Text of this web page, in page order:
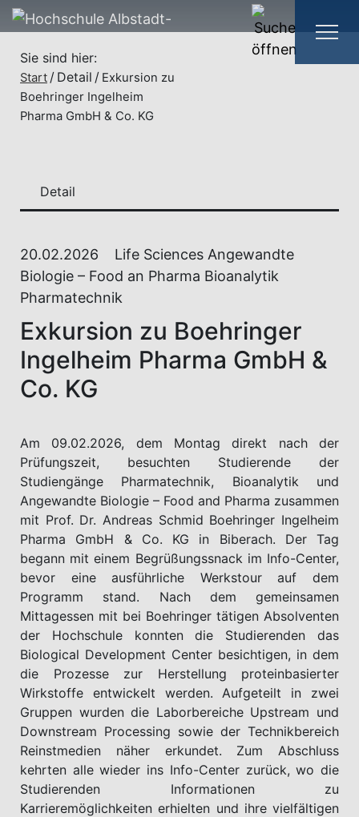
Sie sind hier:
Start Detail
Exkursion zu
Boehringer Ingelheim
Pharma GmbH & Co. KG
20.02.2026
Life Sciences Angewandte
Biologie – Food an Pharma Bioanalytik
Pharmatechnik
Exkursion zu Boehringer
Ingelheim Pharma GmbH &
Co. KG
Am 09.02.2026, dem Montag direkt nach der
Prüfungszeit, besuchten Studierende der
Studiengänge Pharmatechnik, Bioanalytik und
Angewandte Biologie – Food and Pharma zusammen
mit Prof. Dr. Andreas Schmid Boehringer Ingelheim
Pharma GmbH & Co. KG in Biberach. Der Tag
begann mit einem Begrüßungssnack im Info-Center,
bevor eine ausführliche Werkstour auf dem
Programm stand. Nach dem gemeinsamen
Mittagessen mit bei Boehringer tätigen Absolventen
der Hochschule konnten die Studierenden das
Biological Development Center besichtigen, in dem
die Prozesse zur Herstellung proteinbasierter
Wirkstoffe entwickelt werden. Aufgeteilt in zwei
Gruppen wurden die Laborbereiche Upstream und
Downstream Processing sowie der Technikbereich
Reinstmedien näher erkundet. Zum Abschluss
kehrten alle wieder ins Info-Center zurück, wo die
Studierenden Informationen zu
Karrieremöglichkeiten erhielten und ihre vielfältigen
Detail